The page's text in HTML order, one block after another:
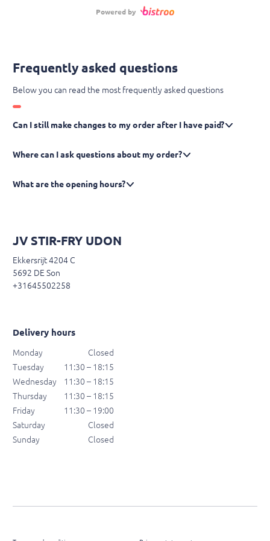
smaken. Het is een heerlijk fruitige mockocktail.
Een Exotisch Frisse Mix van Tropisch fruitige
het gekoeld, Met fruit en wat ijsklontjes voor
traktatie in een flesje Wel effe goed schudden
voor gebruik.
Powered by
Frequently asked questions
Below you can read the most frequently asked questions
Can I still make changes to my order after I have paid?
Where can I ask questions about my order?
What are the opening hours?
JV STIR-FRY UDON
Ekkersrijt 4204 C
5692 DE Son
+31645502258
Delivery hours
Monday
Closed
Tuesday
11:30 – 18:15
Wednesday
11:30 – 18:15
Thursday
11:30 – 18:15
Friday
11:30 – 19:00
Saturday
Closed
Sunday
Closed